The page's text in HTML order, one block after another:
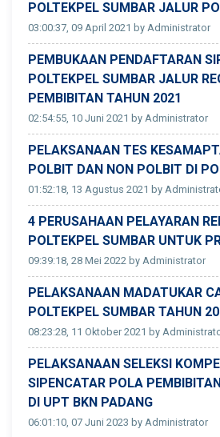
POLTEKPEL SUMBAR JALUR
03:00:37, 09 April 2021 by Administrator
PEMBUKAAN PENDAFTARAN
POLTEKPEL SUMBAR JALUR
PEMBIBITAN TAHUN 2021
02:54:55, 10 Juni 2021 by Administrator
PELAKSANAAN TES
POLBIT DAN NON POLBIT DI
01:52:18, 13 Agustus 2021 by
4 PERUSAHAAN PELAYARAN
POLTEKPEL SUMBAR UNTUK
09:39:18, 28 Mei 2022 by Administrator
PELAKSANAAN MADATUKAR
POLTEKPEL SUMBAR TAHUN
08:23:28, 11 Oktober 2021 by
PELAKSANAAN SELEKSI
SIPENCATAR POLA
DI UPT BKN PADANG
06:01:10, 07 Juni 2023 by Administrator